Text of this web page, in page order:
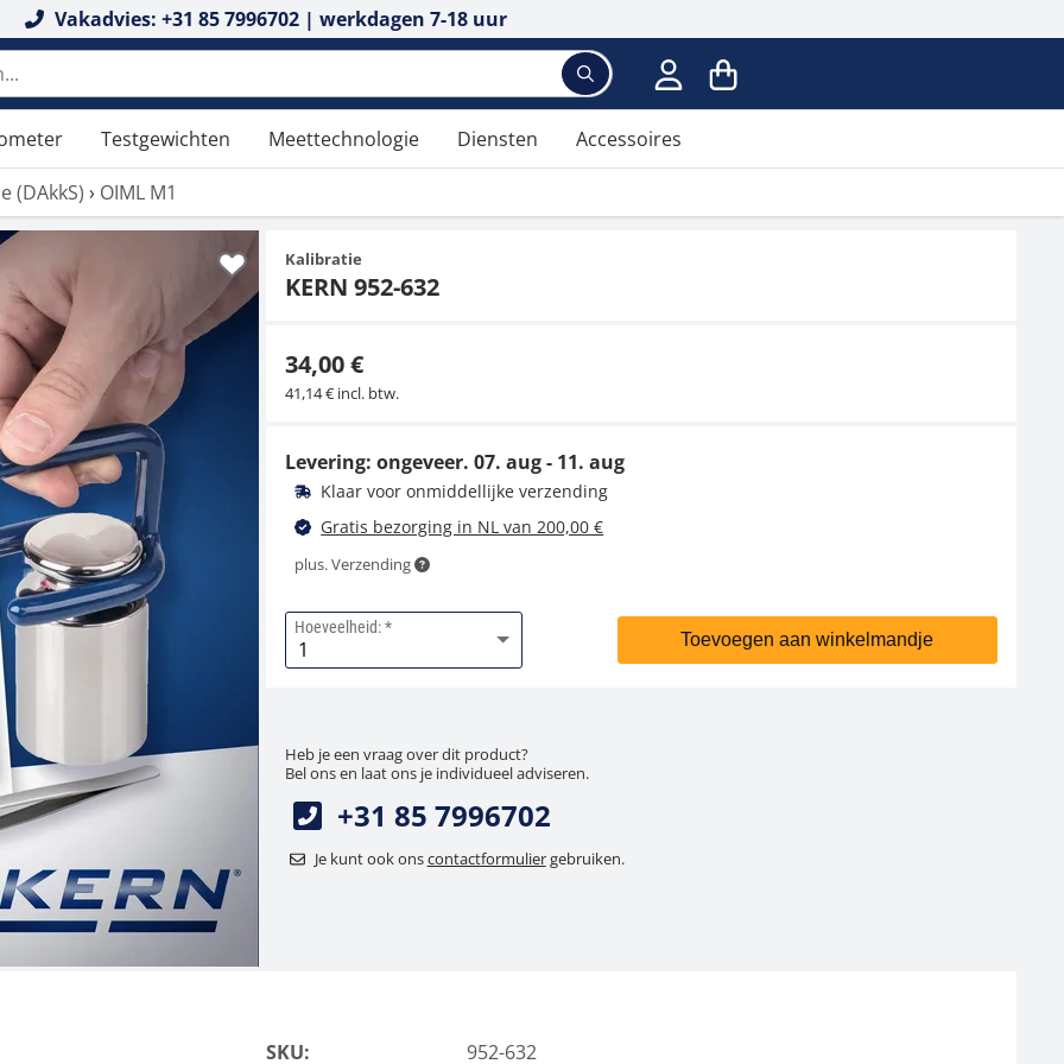
Vakadvies: +31 85 7996702 | werkdagen 7-18 uur
Testgewichten Meettechnologie Diensten Accessoires
(DAkkS) › OIML M1
Kalibratie
KERN 952-632
34,00 €
41,14 € incl. btw.
Levering: ongeveer. 07. aug - 11. aug
Klaar voor onmiddellijke verzending
Gratis bezorging in NL van 200,00 €
plus. Verzending
Hoeveelheid:
Toevoegen aan winkelmandje
Heb je een vraag over dit product?
Bel ons en laat ons je individueel adviseren.
+31 85 7996702
Je kunt ook onscontactformuliergebruiken.
SKU:
952-632